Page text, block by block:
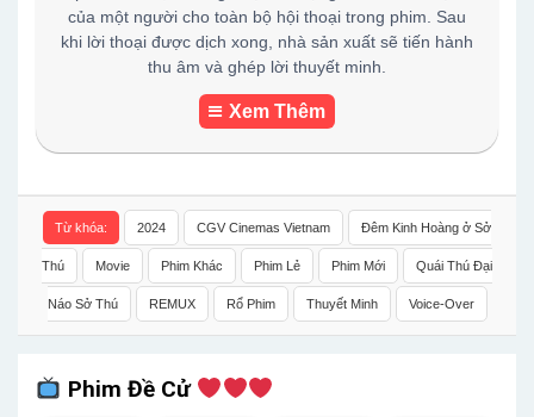
của một người cho toàn bộ hội thoại trong phim. Sau
khi lời thoại được dịch xong, nhà sản xuất sẽ tiến hành
thu âm và ghép lời thuyết minh.
Xem Thêm
Từ khóa: 2024 CGV Cinemas Vietnam Đêm Kinh Hoàng ở Sở
Thú Movie Phim Khác Phim Lẻ Phim Mới Quái Thú Đại
Náo Sở Thú REMUX Rổ Phim Thuyết Minh Voice-Over
Phim Đề Cử